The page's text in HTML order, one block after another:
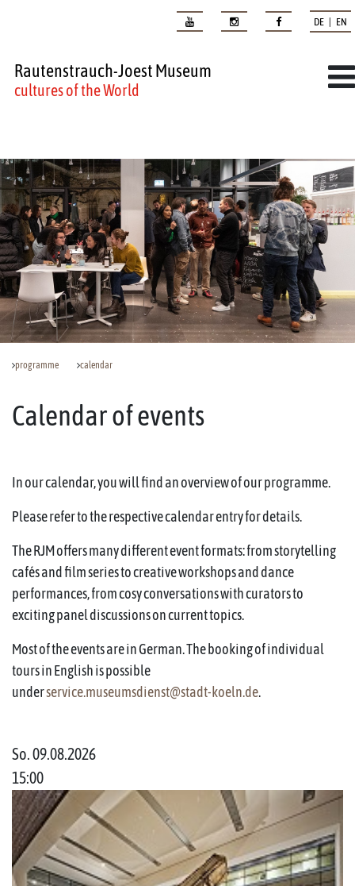
DE | EN
Rautenstrauch-Joest Museum
cultures of the World
programme calendar
Calendar of events
In our calendar, you will find an overview of our programme.
Please refer to the respective calendar entry for details.
The RJM offers many different event formats: from storytelling
cafés and film series to creative workshops and dance
performances, from cosy conversations with curators to
exciting panel discussions on current topics.
Most of the events are in German. The booking of individual
tours in English is possible
underservice.museumsdienst@stadt-koeln.de.
So. 09.08.2026
15:00